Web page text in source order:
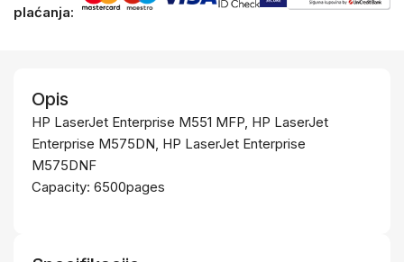
plaćanja:
Opis
HP LaserJet Enterprise M551 MFP, HP LaserJet
Enterprise M575DN, HP LaserJet Enterprise
M575DNF
Capacity: 6500pages